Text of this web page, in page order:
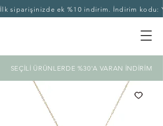
İlk siparişinizde ek %10 indirim. İndirim kodu:
SEÇİLİ ÜRÜNLERDE %30'A VARAN İNDİRİM